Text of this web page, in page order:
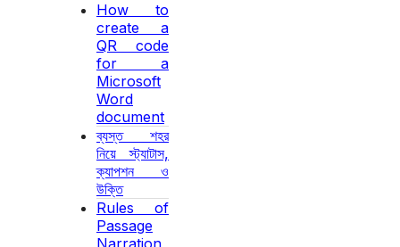
How to
create a
QR code
for a
Microsoft
Word
document
ব্যস্ত শহর
নিয়ে স্ট্যাটাস,
ক্যাপশন ও
উক্তি
Rules of
Passage